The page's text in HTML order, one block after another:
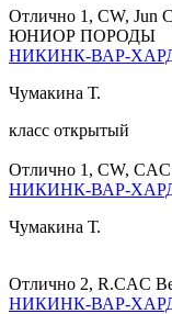
Отлично 1, CW,
ЮНИОР ПОРОДЫ
НИКИНК-ВАР-
Чумакина Т.
класс открытый
Отлично 1, CW,
НИКИНК-ВАР-
Чумакина Т.
Отлично 2, R.CAC
НИКИНК-ВАР-